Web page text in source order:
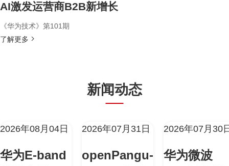
AI激发运营商B2B新增长
《华为技术》第101期
了解更多
新闻动态
2026年08月04日
华为E-band
2026年07月31日
openPangu-
2026年07月30
华为微波